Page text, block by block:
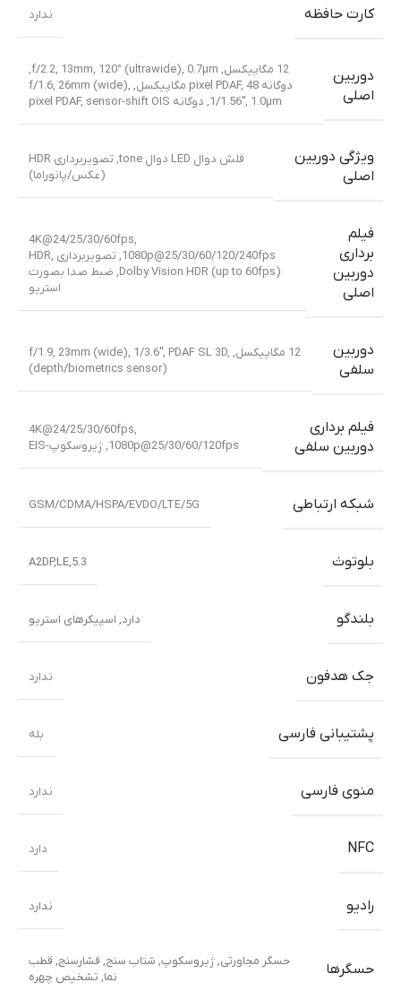
کارت حافظه ندارد
دوربین
اصلی
12 مگاپیکسل, f/2.2, 13mm, 120° (ultrawide), 0.7µm,
دوگانه pixel PDAF
,
48 مگاپیکسل, f/1.6, 26mm (wide),
1/1.56″, 1.0µm, دوگانه pixel PDAF, sensor-shift OIS
ویژگی دوربین
اصلی
فلش دوال LED دوال tone, تصویربرداری HDR
(عکس/پانوراما)
فیلم
برداری
دوربین
اصلی
4K@24/25/30/60fps,
1080p@25/30/60/120/240fps, تصویربرداری HDR,
Dolby Vision HDR (up to 60fps), ضبط صدا بصورت
استریو
دوربین
سلفی
12 مگاپیکسل, f/1.9, 23mm (wide), 1/3.6″, PDAF SL 3D,
(depth/biometrics sensor)
فیلم برداری
دوربین سلفی
4K@24/25/30/60fps,
1080p@25/30/60/120fps, ژیروسکوپ-EIS
شبکه ارتباطی GSM/CDMA/HSPA/EVDO/LTE/5G
بلوتوث 5.3,A2DP,LE
بلندگو دارد, اسپیکرهای استریو
جک هدفون ندارد
پشتیبانی فارسی بله
منوی فارسی ندارد
NFC دارد
رادیو ندارد
حسگرها حسگر مجاورتی,ژیروسکوپ, شتاب سنج, فشارسنج, قطب
نما, تشخیص چهره